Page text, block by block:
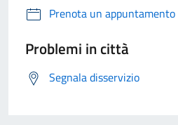
Prenota un appuntamento
Problemi in città
Segnala disservizio